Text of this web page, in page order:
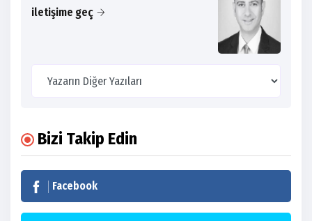
iletişime geç
Bizi Takip Edin
Facebook